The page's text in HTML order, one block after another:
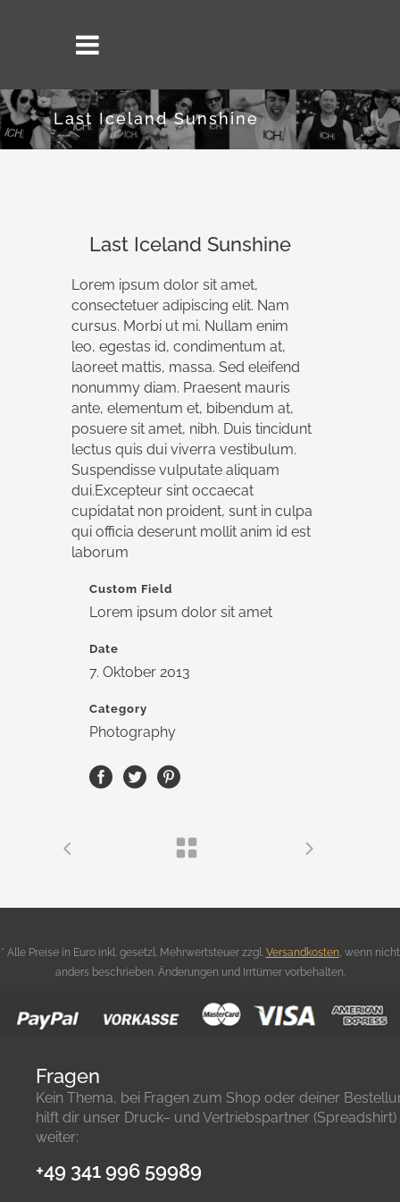
Last Iceland Sunshine
Last Iceland Sunshine
Lorem ipsum dolor sit amet,
consectetuer adipiscing elit. Nam
cursus. Morbi ut mi. Nullam enim
leo, egestas id, condimentum at,
laoreet mattis, massa. Sed eleifend
nonummy diam. Praesent mauris
ante, elementum et, bibendum at,
posuere sit amet, nibh. Duis tincidunt
lectus quis dui viverra vestibulum.
Suspendisse vulputate aliquam
dui.Excepteur sint occaecat
cupidatat non proident, sunt in culpa
qui officia deserunt mollit anim id est
laborum
Custom Field
Lorem ipsum dolor sit amet
Date
7. Oktober 2013
Category
Photography
* Alle Preise in Euro inkl. gesetzl. Mehrwertsteuer zzgl. Versandkosten, wenn nicht
anders beschrieben. Änderungen und Irrtümer vorbehalten.
Fragen
Kein Thema, bei Fragen zum Shop oder deiner
hilft dir unser Druck– und Vertriebspartner
weiter:
+49 341 996 59989